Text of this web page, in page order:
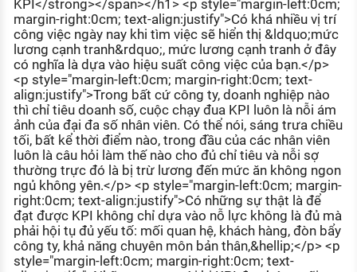
KPI</strong></span></h1> <p style="margin-left:0cm;
margin-right:0cm; text-align:justify">Có khá nhiều vị trí
công việc ngày nay khi tìm việc sẽ hiển thị &ldquo;mức
lương cạnh tranh&rdquo;, mức lương cạnh tranh ở đây
có nghĩa là dựa vào hiệu suất công việc của bạn.</p>
<p style="margin-left:0cm; margin-right:0cm; text-
align:justify">Trong bất cứ công ty, doanh nghiệp nào
thì chỉ tiêu doanh số, cuộc chạy đua KPI luôn là nỗi ám
ảnh của đại đa số nhân viên. Có thể nói, sáng trưa chiều
tối, bất kể thời điểm nào, trong đầu của các nhân viên
luôn là câu hỏi làm thế nào cho đủ chỉ tiêu và nỗi sợ
thường trực đó là bị trừ lương đến mức ăn không ngon
ngủ không yên.</p> <p style="margin-left:0cm; margin-
right:0cm; text-align:justify">Có những sự thật là để
đạt được KPI không chỉ dựa vào nỗ lực không là đủ mà
phải hội tụ đủ yếu tố: mối quan hệ, khách hàng, đòn bẩy
công ty, khả năng chuyên môn bản thân,&hellip;</p> <p
style="margin-left:0cm; margin-right:0cm; text-